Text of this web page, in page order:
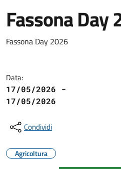
Fassona Day
Fassona Day 2026
Data:
17/05/2026 -
17/05/2026
Condividi
Agricoltura